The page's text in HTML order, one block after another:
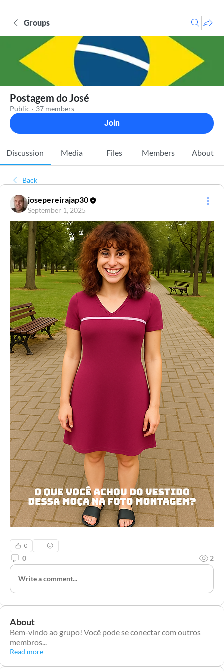
Groups
Postagem do José
Public · 37 members
Join
Discussion Media Files Members About
Back
josepereirajap30
September 1, 2025
0
0 2
Write a comment...
About
Bem-vindo ao grupo! Você pode se conectar com outros
membros
Read more